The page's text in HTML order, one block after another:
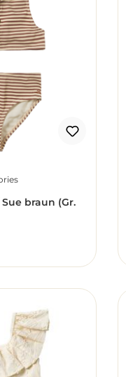
braun (Gr.